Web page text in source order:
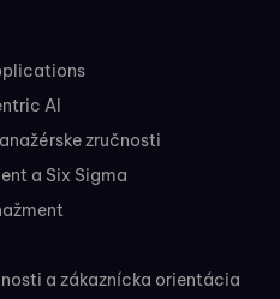
AI
zručnosti
a Six Sigma
a zákaznícka orientácia